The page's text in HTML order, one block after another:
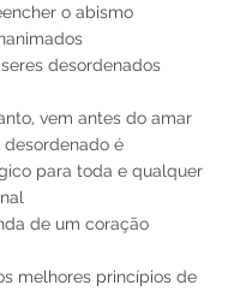
o abismo
desordenados
vem antes do amar
desordenado é
para toda e qualquer
de um coração
melhores princípios de